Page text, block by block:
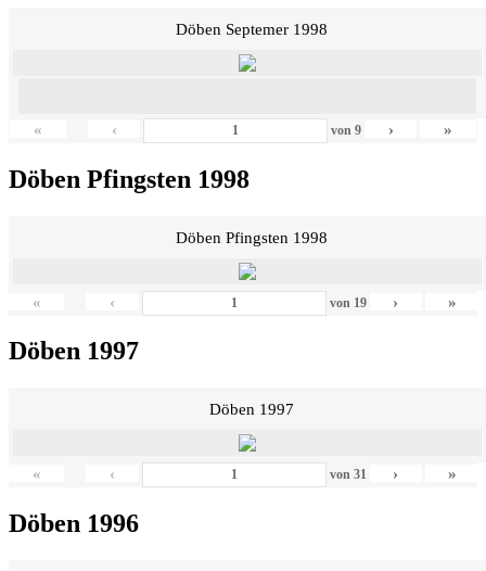
Döben Septemer 1998
« ‹ von9 › »
Döben Pfingsten 1998
Döben Pfingsten 1998
« ‹ von 19 › »
Döben 1997
Döben 1997
« ‹ von 31 › »
Döben 1996